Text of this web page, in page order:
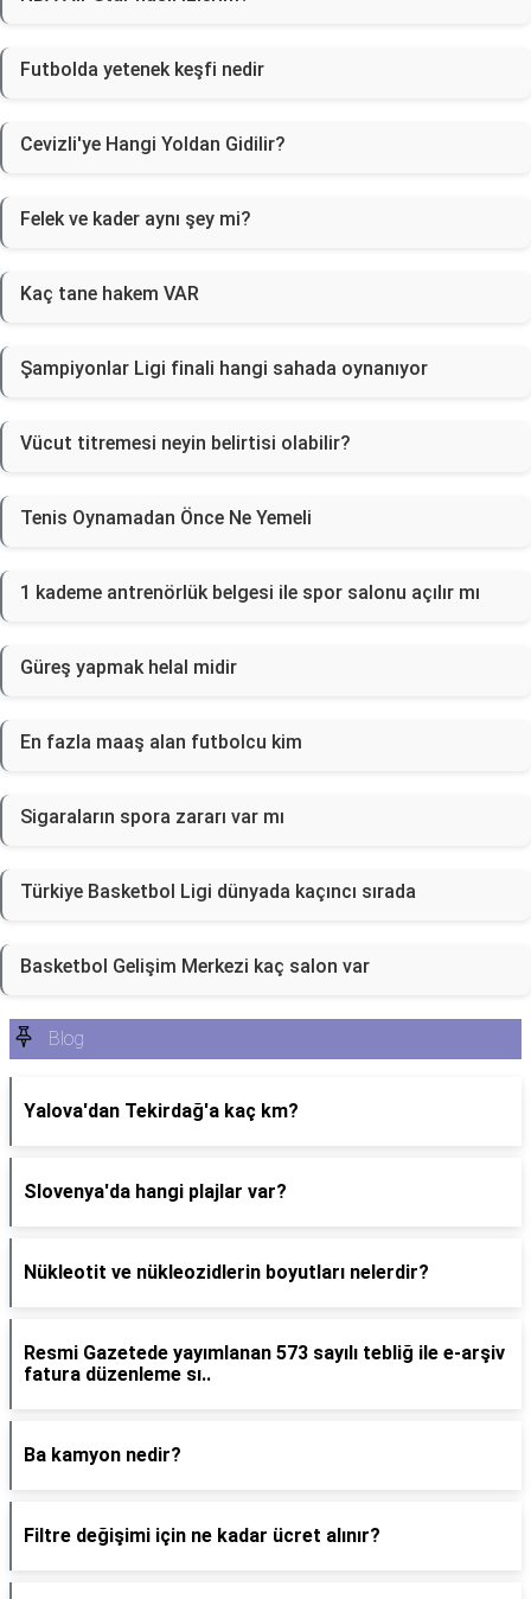
Futbolda yetenek keşfi nedir
Cevizli'ye Hangi Yoldan Gidilir?
Felek ve kader aynı şey mi?
Kaç tane hakem VAR
Şampiyonlar Ligi finali hangi sahada oynanıyor
Vücut titremesi neyin belirtisi olabilir?
Tenis Oynamadan Önce Ne Yemeli
1 kademe antrenörlük belgesi ile spor salonu açılır mı
Güreş yapmak helal midir
En fazla maaş alan futbolcu kim
Sigaraların spora zararı var mı
Türkiye Basketbol Ligi dünyada kaçıncı sırada
Basketbol Gelişim Merkezi kaç salon var
Blog
Yalova'dan Tekirdağ'a kaç km?
Slovenya'da hangi plajlar var?
Nükleotit ve nükleozidlerin boyutları nelerdir?
Resmi Gazetede yayımlanan 573 sayılı tebliğ ile e-arşiv
fatura düzenleme sı..
Ba kamyon nedir?
Filtre değişimi için ne kadar ücret alınır?